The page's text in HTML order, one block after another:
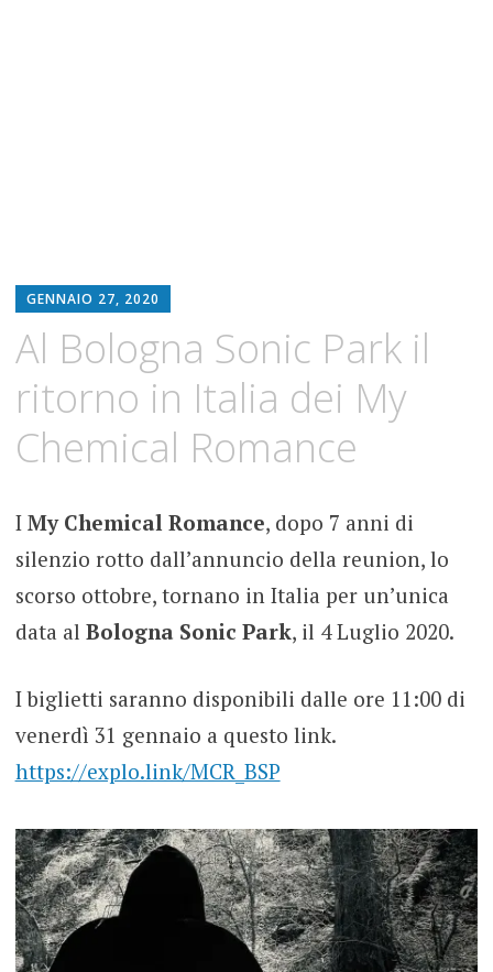
GENNAIO 27, 2020
Al Bologna Sonic Park il
ritorno in Italia dei My
Chemical Romance
I My Chemical Romance, dopo 7 anni di
silenzio rotto dall’annuncio della reunion, lo
scorso ottobre, tornano in Italia per un’unica
data al Bologna Sonic Park, il 4 Luglio 2020.
I biglietti saranno disponibili dalle ore 11:00 di
venerdì 31 gennaio a questo link.
https://explo.link/MCR_BSP